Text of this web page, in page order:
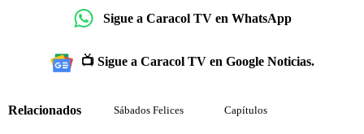
Sigue a Caracol TV en WhatsApp
📺 Sigue a Caracol TV en Google Noticias.
Relacionados Sábados Felices Capítulos